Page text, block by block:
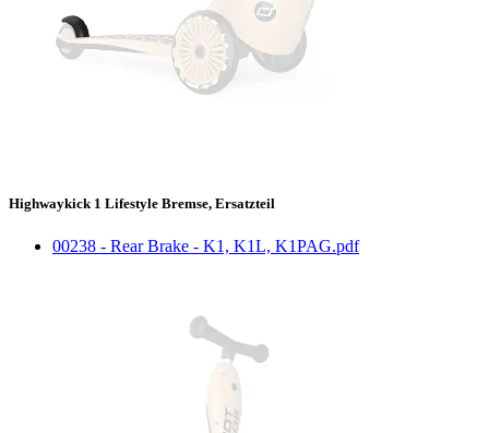
Highwaykick 1 Lifestyle Bremse, Ersatzteil
00238 - Rear Brake - K1, K1L, K1PAG.pdf